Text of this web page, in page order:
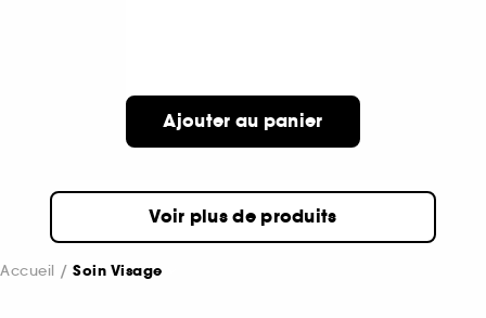
Ajouter au panier
Voir plus de produits
Accueil Soin Visage